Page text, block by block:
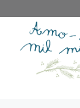
conteúdo